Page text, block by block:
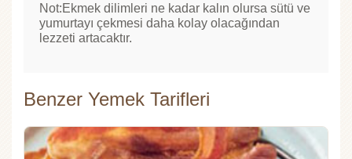
Not:Ekmek dilimleri ne kadar kalın olursa sütü ve
yumurtayı çekmesi daha kolay olacağından
lezzeti artacaktır.
Benzer Yemek Tarifleri